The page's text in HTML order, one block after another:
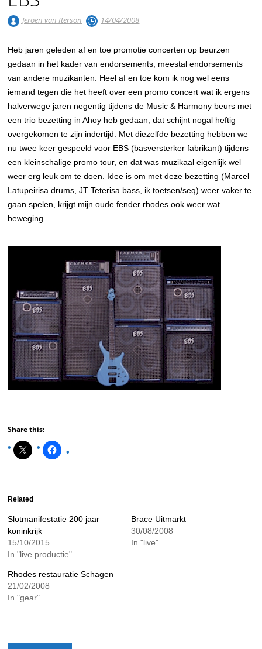
Jeroen van Iterson 14/04/2008
Heb jaren geleden af en toe promotie concerten op beurzen
gedaan in het kader van endorsements, meestal endorsements
van andere muzikanten. Heel af en toe kom ik nog wel eens
iemand tegen die het heeft over een promo concert wat ik ergens
halverwege jaren negentig tijdens de Music & Harmony beurs met
een trio bezetting in Ahoy heb gedaan, dat schijnt nogal heftig
overgekomen te zijn indertijd. Met diezelfde bezetting hebben we
nu twee keer gespeeld voor EBS (basversterker fabrikant) tijdens
een kleinschalige promo tour, en dat was muzikaal eigenlijk wel
weer erg leuk om te doen. Idee is om met deze bezetting (Marcel
Latupeirisa drums, JT Teterisa bass, ik toetsen/seq) weer vaker te
gaan spelen, krijgt mijn oude fender rhodes ook weer wat
beweging.
Share this:
Related
Slotmanifestatie 200 jaar
koninkrijk
15/10/2015
In "live productie"
Brace Uitmarkt
30/08/2008
In "live"
Rhodes restauratie Schagen
21/02/2008
In "gear"